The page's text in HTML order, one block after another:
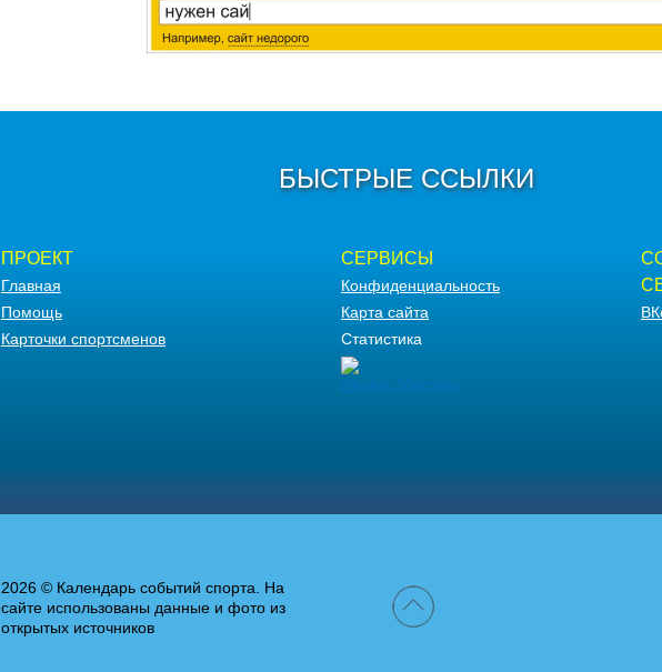
БЫСТРЫЕ ССЫЛКИ
ПРОЕКТ
Главная
Помощь
Карточки спортсменов
СЕРВИСЫ
Конфиденциальность
Карта сайта
Статистика
2026 © Календарь событий спорта. На
сайте использованы данные и фото из
открытых источников